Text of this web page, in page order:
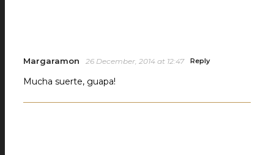
Margaramon 26 December, 2014 at 12:47 Reply
Mucha suerte, guapa!